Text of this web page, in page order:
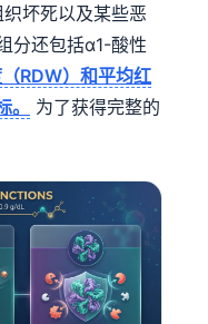
坏死以及某些恶
分还包括α1-酸性
RDW）和平均红
为了获得完整的